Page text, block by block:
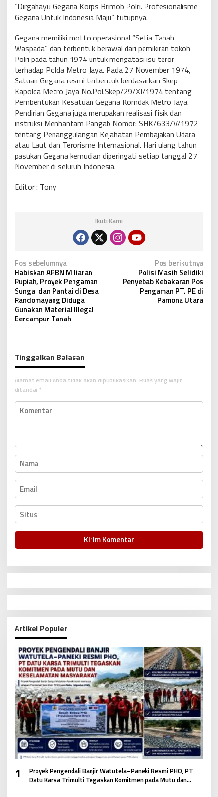
“Dirgahayu Gegana Korps Brimob Polri. Profesionalisme
Gegana Untuk Indonesia Maju” tutupnya.
Gegana memiliki motto operasional “Setia Tabah
Waspada” dan terbentuk berawal dari pemikiran tokoh
Polri pada tahun 1974 untuk mengatasi isu teror
terhadap Polda Metro Jaya. Pada 27 November 1974,
Satuan Gegana resmi terbentuk berdasarkan Skep
Kapolda Metro Jaya No.Pol.Skep/29/XI/1974 tentang
Pembentukan Kesatuan Gegana Komdak Metro Jaya.
Pendirian Gegana juga merupakan realisasi fisik dan
instruksi Menhantam Pangab Nomor: SHK/633/V/1972
tentang Penanggulangan Kejahatan Pembajakan Udara
atau Laut dan Terorisme Internasional. Hari ulang tahun
pasukan Gegana kemudian diperingati setiap tanggal 27
November di seluruh Indonesia.
Editor : Tony
Ikuti Kami
N
a
v
i
g
i
p
o
s
Pos sebelumnya
Habiskan APBN Miliaran
Rupiah, Proyek Pengaman
Sungai dan Pantai di Desa
Randomayang Diduga
Gunakan Material Illegal
Bercampur Tanah
Pos berikutnya
Polisi Masih Selidiki
Penyebab Kebakaran Pos
Pengaman PT. PE di
Pamona Utara
Tinggalkan Balasan
Alamat email Anda tidak akan dipublikasikan. Ruas yang wajib
ditandai *
Artikel Populer
1
Proyek Pengendali Banjir Watutela–Paneki Resmi PHO, PT
Datu Karsa Trimulti Tegaskan Komitmen pada Mutu dan